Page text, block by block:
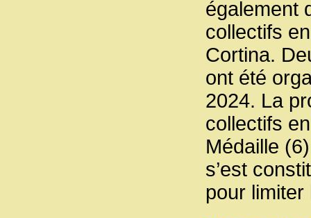
également
collectifs
Cortina.
ont été
2024. La
collectifs
Médaille
s’est
pour